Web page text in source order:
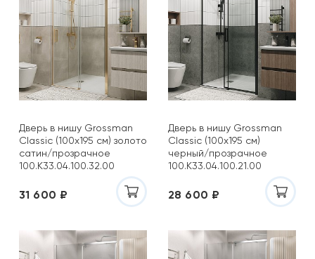
Дверь в нишу Grossman
Classic (100х195 см) золото
сатин/прозрачное
100.K33.04.100.32.00
31 600 ₽
Дверь в нишу Grossman
Classic (100х195 см)
черный/прозрачное
100.K33.04.100.21.00
28 600 ₽